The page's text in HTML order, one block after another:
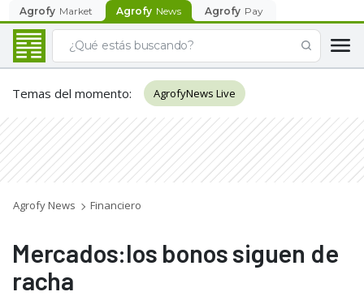
Agrofy Market Agrofy News Agrofy Pay
Temas del momento: AgrofyNews Live
Agrofy News Financiero
Mercados:los bonos siguen de
racha